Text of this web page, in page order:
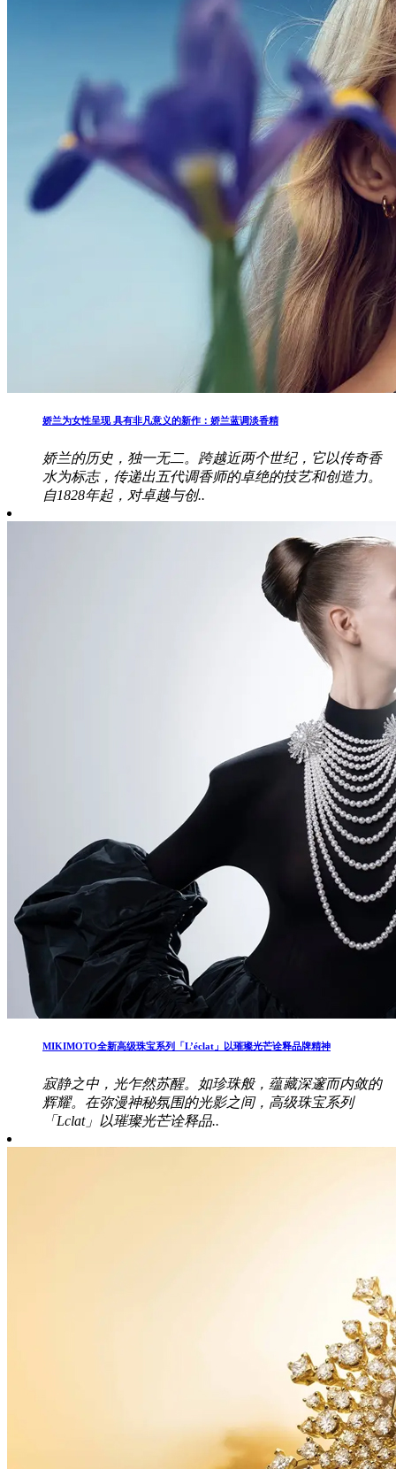
娇兰为女性呈现 具有非凡意义的新作：娇兰蓝调淡香精
娇兰的历史，独一无二。跨越近两个世纪，它以传奇香
水为标志，传递出五代调香师的卓绝的技艺和创造力。
自1828年起，对卓越与创..
MIKIMOTO全新高级珠宝系列「L’éclat」以璀璨光芒诠释品牌精神
寂静之中，光乍然苏醒。如珍珠般，蕴藏深邃而内敛的
辉耀。在弥漫神秘氛围的光影之间，高级珠宝系列
「Lclat」以璀璨光芒诠释品..